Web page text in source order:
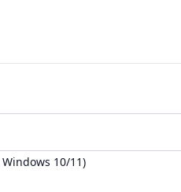
10/11)